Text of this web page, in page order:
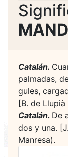
Catalán.
palmadas,
gules,
[B. de
Catalán. De
dos y una.
Manresa).